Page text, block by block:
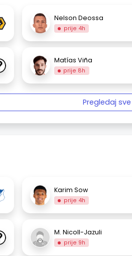
Nelson Deossa
prije 4h
Matías Viña
prije 8h
Pregledaj sve
Karim Sow
prije 4h
M. Nicoll-Jazuli
prije 9h